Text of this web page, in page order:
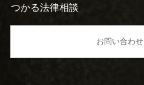
つかる法律相談
お問い合わ